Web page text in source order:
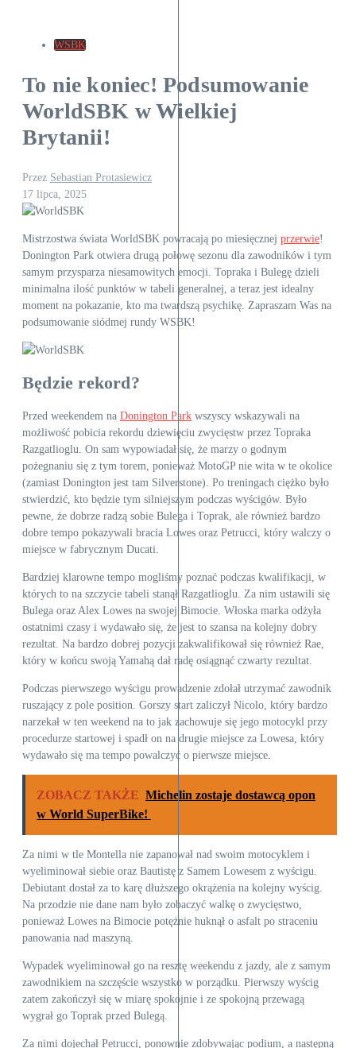
WSBK
To nie koniec! Podsumowanie
WorldSBK w Wielkiej
Brytanii!
Przez Sebastian Protasiewicz
17 lipca, 2025
Mistrzostwa świata WorldSBK powracają po miesięcznej przerwie!
Donington Park otwiera drugą połowę sezonu dla zawodników i tym
samym przysparza niesamowitych emocji. Topraka i Bulegę dzieli
minimalna ilość punktów w tabeli generalnej, a teraz jest idealny
moment na pokazanie, kto ma twardszą psychikę. Zapraszam Was na
podsumowanie siódmej rundy WSBK!
Będzie rekord?
Przed weekendem na Donington Park wszyscy wskazywali na
możliwość pobicia rekordu dziewięciu zwycięstw przez Topraka
Razgatlioglu. On sam wypowiadał się, że marzy o godnym
pożegnaniu się z tym torem, ponieważ MotoGP nie wita w te okolice
(zamiast Donington jest tam Silverstone). Po treningach ciężko było
stwierdzić, kto będzie tym silniejszym podczas wyścigów. Było
pewne, że dobrze radzą sobie Bulega i Toprak, ale również bardzo
dobre tempo pokazywali bracia Lowes oraz Petrucci, który walczy o
miejsce w fabrycznym Ducati.
Bardziej klarowne tempo mogliśmy poznać podczas kwalifikacji, w
których to na szczycie tabeli stanął Razgatlioglu. Za nim ustawili się
Bulega oraz Alex Lowes na swojej Bimocie. Włoska marka odżyła
ostatnimi czasy i wydawało się, że jest to szansa na kolejny dobry
rezultat. Na bardzo dobrej pozycji zakwalifikował się również Rae,
który w końcu swoją Yamahą dał radę osiągnąć czwarty rezultat.
Podczas pierwszego wyścigu prowadzenie zdołał utrzymać zawodnik
ruszający z pole position. Gorszy start zaliczył Nicolo, który bardzo
narzekał w ten weekend na to jak zachowuje się jego motocykl przy
procedurze startowej i spadł on na drugie miejsce za Lowesa, który
wydawało się ma tempo powalczyć o pierwsze miejsce.
ZOBACZ TAKŻE Michelin zostaje dostawcą opon
w World SuperBike!
Za nimi w tle Montella nie zapanował nad swoim motocyklem i
wyeliminował siebie oraz Bautistę z Samem Lowesem z wyścigu.
Debiutant dostał za to karę dłuższego okrążenia na kolejny wyścig.
Na przodzie nie dane nam było zobaczyć walkę o zwycięstwo,
ponieważ Lowes na Bimocie potężnie huknął o asfalt po straceniu
panowania nad maszyną.
Wypadek wyeliminował go na resztę weekendu z jazdy, ale z samym
zawodnikiem na szczęście wszystko w porządku. Pierwszy wyścig
zatem zakończył się w miarę spokojnie i ze spokojną przewagą
wygrał go Toprak przed Bulegą.
Za nimi dojechał Petrucci, ponownie zdobywając podium, a następną